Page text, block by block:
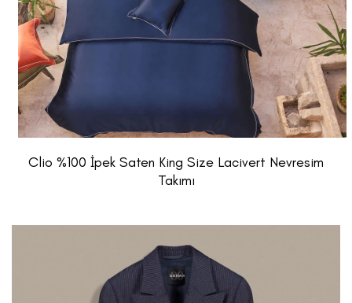
Clio %100 İpek Saten King Size Lacivert Nevresim
Takımı